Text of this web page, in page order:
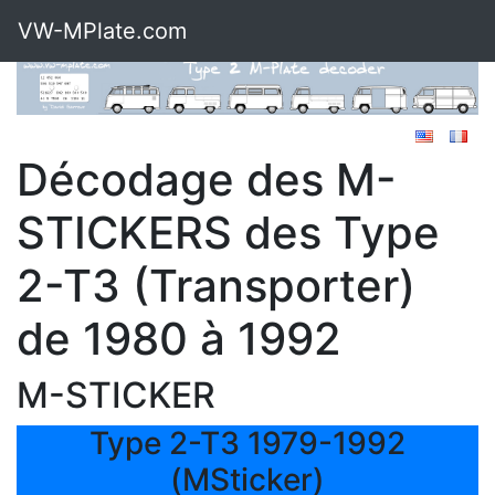
VW-MPlate.com
Décodage des M-
STICKERS des Type
2-T3 (Transporter)
de 1980 à 1992
M-STICKER
Type 2-T3 1979-1992
(MSticker)